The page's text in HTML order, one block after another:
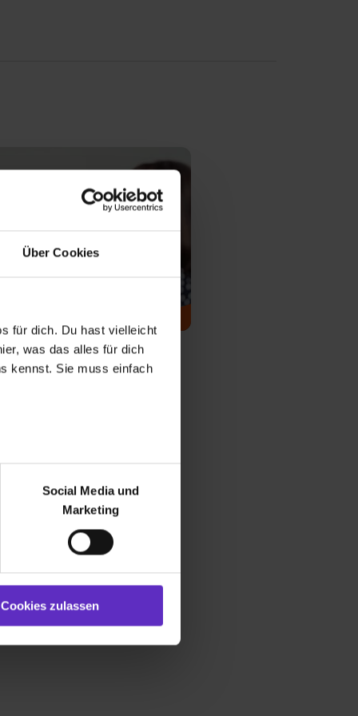
Über Cookies
für dich. Du hast vielleicht
was das alles für dich
kennst. Sie muss einfach
bei Benutzung der
zu analysieren
soziale Medien, Werbung
bereitgestellt hast oder die
auch damit
du nur bestimmte
erlauben“. Die
Media und Marketing“
Social Media und
Marketing
Cookies zulassen
Berufsausbildung
✔ Freie Plätze ✔
zum Ausbildungsberuf